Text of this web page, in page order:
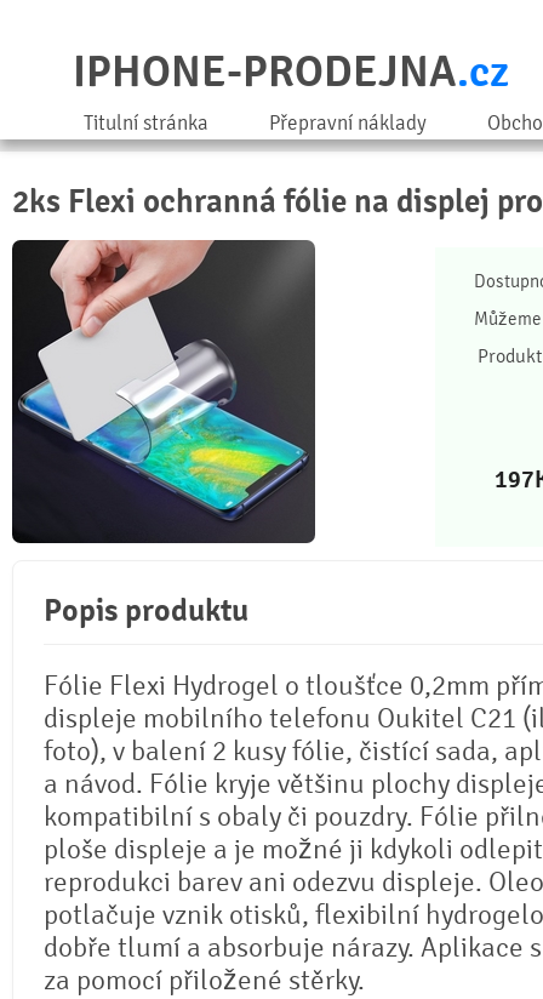
IPHONE-PRODEJNA.cz
Titulní stránka Přepravní náklady
2ks Flexi ochranná fólie na displej
197
Popis produktu
Fólie Flexi Hydrogel o tloušťce 0,2mm
displeje mobilního telefonu Oukitel C21
foto), v balení 2 kusy fólie, čistící sada,
a návod. Fólie kryje většinu plochy
kompatibilní s obaly či pouzdry. Fólie
ploše displeje a je možné ji kdykoli
reprodukci barev ani odezvu displeje.
potlačuje vznik otisků, flexibilní
dobře tlumí a absorbuje nárazy. Aplikace
za pomocí přiložené stěrky.